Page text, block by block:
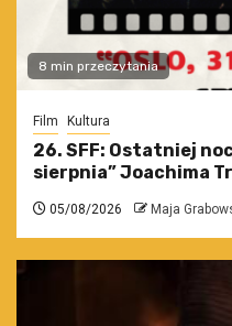
8 min przeczytania
Film Kultura
26. SFF: Ostatniej
sierpnia” Joachima
05/08/2026 Maja